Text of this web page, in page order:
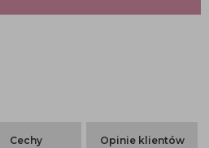
Cechy Opinie klientów